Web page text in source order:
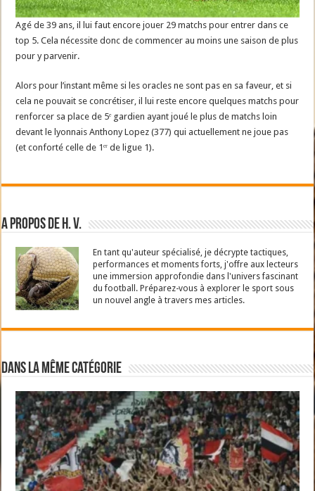
Agé de 39 ans, il lui faut encore jouer 29 matchs pour entrer dans ce
top 5. Cela nécessite donc de commencer au moins une saison de plus
pour y parvenir.
Alors pour l’instant même si les oracles ne sont pas en sa faveur, et si
cela ne pouvait se concrétiser, il lui reste encore quelques matchs pour
renforcer sa place de 5ᵉ gardien ayant joué le plus de matchs loin
devant le lyonnais Anthony Lopez (377) qui actuellement ne joue pas
(et conforté celle de 1ᵉʳ de ligue 1).
A propos de H. V.
En tant qu'auteur spécialisé, je décrypte tactiques,
performances et moments forts, j'offre aux lecteurs
une immersion approfondie dans l'univers fascinant
du football. Préparez-vous à explorer le sport sous
un nouvel angle à travers mes articles.
Dans la même catégorie